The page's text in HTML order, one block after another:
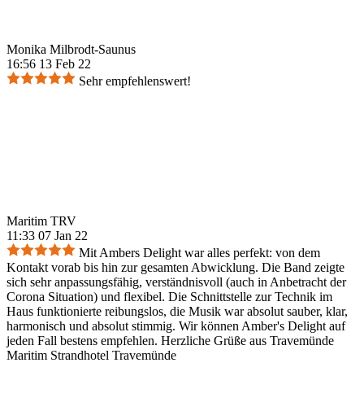
Monika Milbrodt-Saunus
16:56 13 Feb 22
Sehr empfehlenswert!
Maritim TRV
11:33 07 Jan 22
Mit Ambers Delight war alles perfekt: von dem
Kontakt vorab bis hin zur gesamten Abwicklung. Die Band zeigte
sich sehr anpassungsfähig, verständnisvoll (auch in Anbetracht der
Corona Situation) und flexibel. Die Schnittstelle zur Technik im
Haus funktionierte reibungslos, die Musik war absolut sauber, klar,
harmonisch und absolut stimmig. Wir können Amber's Delight auf
jeden Fall bestens empfehlen. Herzliche Grüße aus Travemünde
Maritim Strandhotel Travemünde